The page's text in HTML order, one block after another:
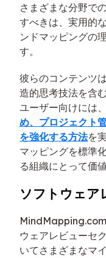
さまざまな分野で
すべきは、実用的
ンドマッピングの
す。
彼らのコンテンツ
造的思考技法を含
ユーザー向けには、
め、プロジェクト
を強化する方法を
マッピングを標準
る組織にとって価
ソフトウェア
MindMapping.com
ウェアレビューセ
いてさまざまなマ